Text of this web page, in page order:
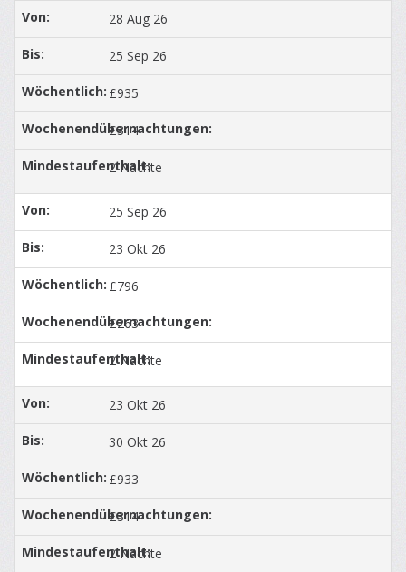
28 Aug 26
25 Sep 26
£935
£314
2 Nächte
25 Sep 26
23 Okt 26
£796
£263
2 Nächte
23 Okt 26
30 Okt 26
£933
£314
2 Nächte